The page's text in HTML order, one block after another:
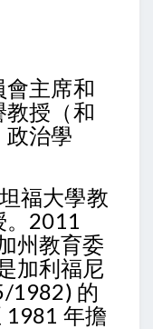
主席和
授（和
政治學
福大學教
。2011
州教育委
加利福尼
1982) 的
1981 年擔